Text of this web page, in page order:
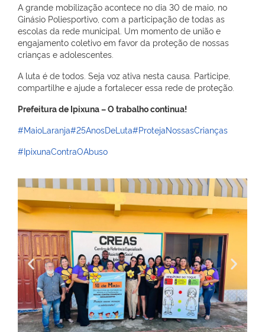
A grande mobilização acontece no dia 30 de maio, no
Ginásio Poliesportivo, com a participação de todas as
escolas da rede municipal. Um momento de união e
engajamento coletivo em favor da proteção de nossas
crianças e adolescentes.
A luta é de todos. Seja voz ativa nesta causa. Participe,
compartilhe e ajude a fortalecer essa rede de proteção.
Prefeitura de Ipixuna – O trabalho continua!
#MaioLaranja#25AnosDeLuta#ProtejaNossasCrianças
#IpixunaContraOAbuso